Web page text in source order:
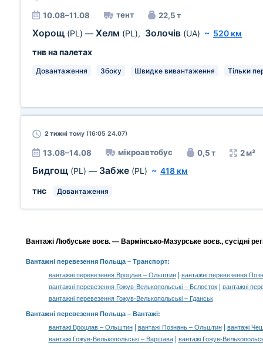
10.08–11.08 тент 22,5 т
Хорощ (PL) — Хелм (PL), Золочів (UA) ~ 520 км
тнв на палетах
Довантаження Збоку Швидке вивантаження Тільки
2 тижні тому (16:05 24.07)
13.08–14.08 мікроавтобус 0,5 т 2 м³
Бидгощ (PL) — Забже (PL) ~ 418 км
тнс
Довантаження
Вантажі Любуське воєв. — Вармінсько-Мазурське воєв., сусідні
Вантажні перевезення Польща– Транспорт:
вантажні перевезення Вроцлав – Ольштин|
вантажні перевезення
вантажні перевезення Гожув-Велькопольські – Бєлосток|
вантажні
вантажні перевезення Гожув-Велькопольські – Гданськ
Вантажні перевезення Польща – Вантажі:
вантажі Вроцлав – Ольштин| вантажі Познань – Ольштин|
вантажі
вантажі Гожув-Велькопольські – Варшава| вантажі Гожув-